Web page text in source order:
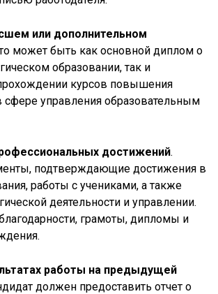
или дополнительном
может быть как основной диплом о
образовании, так и
курсов повышения
управления образовательным
достижений.
подтверждающие достижения в
работы с учениками, а также
деятельности и управлении.
грамоты, дипломы и
работы на предыдущей
должен предоставить отчет о